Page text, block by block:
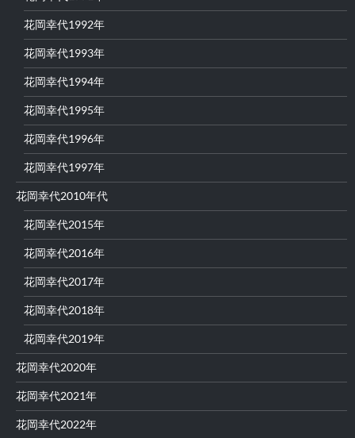
花岡幸代1992年
花岡幸代1993年
花岡幸代1994年
花岡幸代1995年
花岡幸代1996年
花岡幸代1997年
花岡幸代2010年代
花岡幸代2015年
花岡幸代2016年
花岡幸代2017年
花岡幸代2018年
花岡幸代2019年
花岡幸代2020年
花岡幸代2021年
花岡幸代2022年